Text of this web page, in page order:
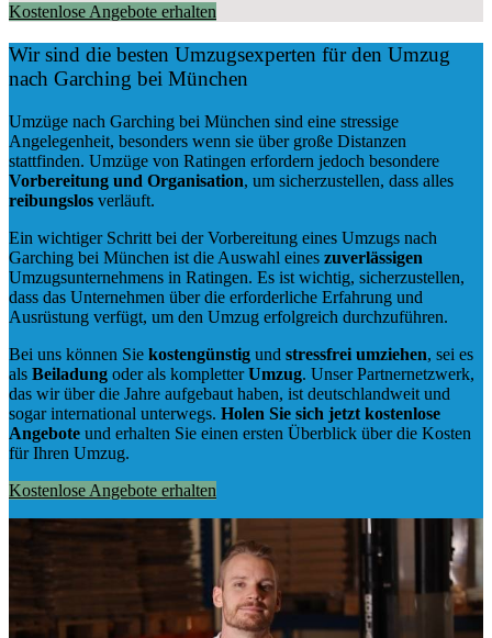
Kostenlose Angebote erhalten
Wir sind die besten Umzugsexperten für den Umzug
nach Garching bei München
Umzüge nach Garching bei München sind eine stressige
Angelegenheit, besonders wenn sie über große Distanzen
stattfinden. Umzüge von Ratingen erfordern jedoch besondere
Vorbereitung und Organisation, um sicherzustellen, dass alles
reibungslos verläuft.
Ein wichtiger Schritt bei der Vorbereitung eines Umzugs nach
Garching bei München ist die Auswahl eines zuverlässigen
Umzugsunternehmens in Ratingen. Es ist wichtig, sicherzustellen,
dass das Unternehmen über die erforderliche Erfahrung und
Ausrüstung verfügt, um den Umzug erfolgreich durchzuführen.
Bei uns können Sie kostengünstig und stressfrei umziehen, sei es
als Beiladung oder als kompletterUmzug. Unser Partnernetzwerk,
das wir über die Jahre aufgebaut haben, ist deutschlandweit und
sogar international unterwegs. Holen Sie sich jetzt kostenlose
Angebote und erhalten Sie einen ersten Überblick über die Kosten
für Ihren Umzug.
Kostenlose Angebote erhalten